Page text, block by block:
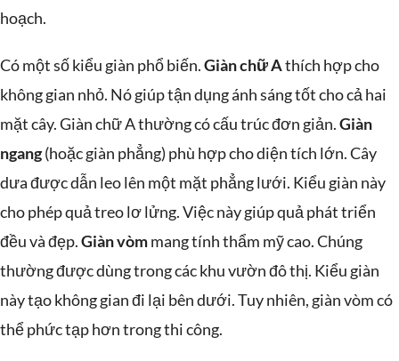
hoạch.
Có một số kiểu giàn phổ biến.Giàn chữ Athích hợp cho
không gian nhỏ. Nó giúp tận dụng ánh sáng tốt cho cả hai
mặt cây. Giàn chữ A thường có cấu trúc đơn giản.Giàn
ngang(hoặc giàn phẳng) phù hợp cho diện tích lớn. Cây
dưa được dẫn leo lên một mặt phẳng lưới. Kiểu giàn này
cho phép quả treo lơ lửng. Việc này giúp quả phát triển
đều và đẹp.Giàn vòmmang tính thẩm mỹ cao. Chúng
thường được dùng trong các khu vườn đô thị. Kiểu giàn
này tạo không gian đi lại bên dưới. Tuy nhiên, giàn vòm có
thể phức tạp hơn trong thi công.